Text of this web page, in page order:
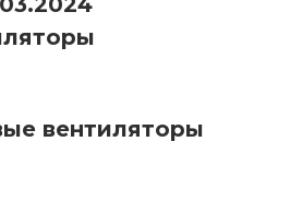
вентиляторы